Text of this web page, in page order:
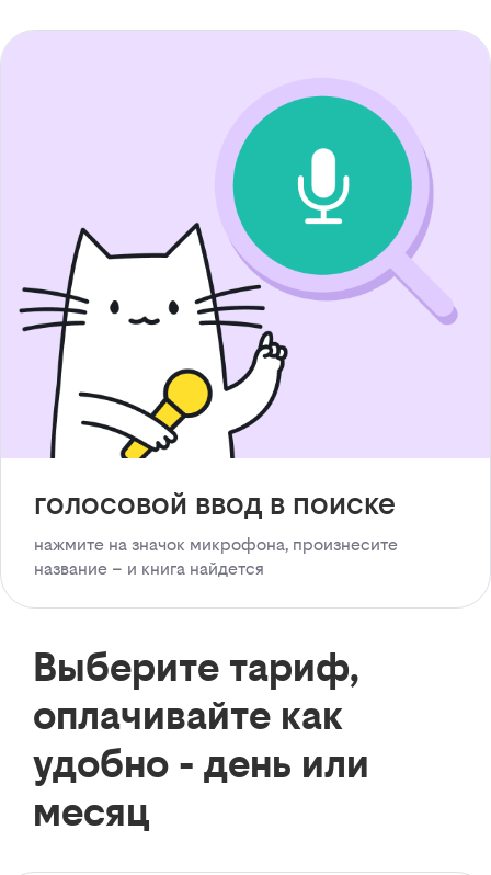
голосовой ввод в поиске
нажмите на значок микрофона, произнесите
название – и книга найдется
Выберите тариф,
оплачивайте как
удобно - день или
месяц